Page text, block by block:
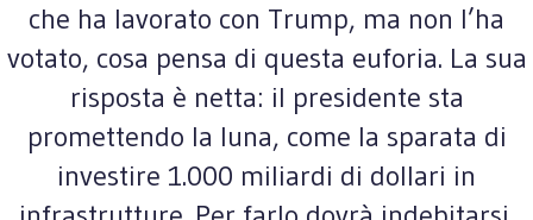
che ha lavorato con Trump, ma non l’ha
votato, cosa pensa di questa euforia. La sua
risposta è netta: il presidente sta
promettendo la luna, come la sparata di
investire 1.000 miliardi di dollari in